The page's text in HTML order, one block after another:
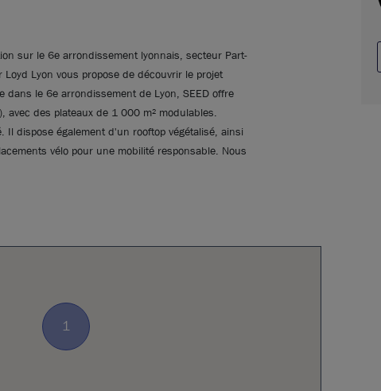
sur le 6e arrondissement lyonnais, secteur Part-
Lyon vous propose de découvrir le projet
dans le 6e arrondissement de Lyon, SEED offre
avec des plateaux de 1 000 m² modulables.
Il dispose également d'un rooftop végétalisé, ainsi
vélo pour une mobilité responsable. Nous
1